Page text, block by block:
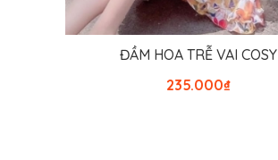
THÊM VÀO GIỎ HÀNG
ĐẦM HOA TRỄ VAI COSY
₫
235.000